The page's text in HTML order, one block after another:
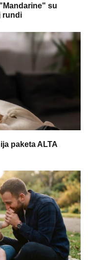
su
rundi
paketa ALTA